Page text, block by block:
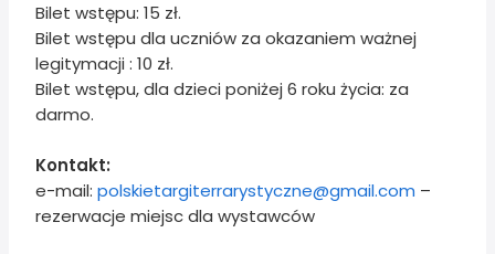
Bilet wstępu: 15 zł.
Bilet wstępu dla uczniów za okazaniem ważnej
legitymacji : 10 zł.
Bilet wstępu, dla dzieci poniżej 6 roku życia: za
darmo.
Kontakt:
e-mail: polskietargiterrarystyczne@gmail.com –
rezerwacje miejsc dla wystawców